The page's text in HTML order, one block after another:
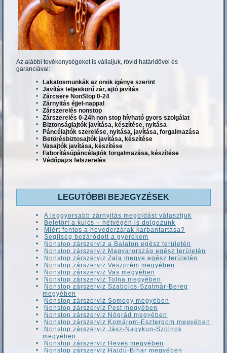
Az alábbi tevékenységeket is vállaljuk, rövid határidővel és
garanciával:
Lakatosmunkák az önök igénye szerint
Javítás teljeskörű zár, ajtó javítás
Zárcsere NonStop 0-24
Zárnyitás éjjel-nappal
Zárszerelés nonstop
Zárszerelés 0-24h non stop hívható gyors szolgálat
Biztonságiajtók javítása, készítése, nyitása
Páncélajtók szerelése, nyitása, javítása, forgalmazása
Betörésbiztosajtók javítása, készítése
Vasajtók javítása, készítése
Faborításúpáncélajtók forgalmazása, készítése
Védőpajzs felszerelés
LEGUTÓBBI BEJEGYZÉSEK
A leggyorsabb zárnyitás megoldást választjuk
Beletört a kulcs – hétvégén is dolgozunk
Miért fontos a hevederzárak karbantartása?
Segítség bezáródott a gyerekem
Nonstop zárszerviz a Balaton egész területén
Nonstop zárszerviz Magyarország egész területén
Nonstop zárszerviz Zala megye egész területén
Nonstop zárszerviz Veszprém megyében
Nonstop zárszerviz Vas megyében
Nonstop zárszerviz Tolna megyében
Nonstop zárszerviz Szabolcs-Szatmár-Bereg
megyében
Nonstop zárszerviz Somogy megyében
Nonstop zárszerviz Pest megyében
Nonstop zárszerviz Nógrád megyében
Nonstop zárszerviz Komárom-Esztergom megyében
Nonstop zárszerviz Jász-Nagykun-Szolnok
megyében
Nonstop zárszerviz Heves megyében
Nonstop zárszerviz Hajdú-Bihar megyében